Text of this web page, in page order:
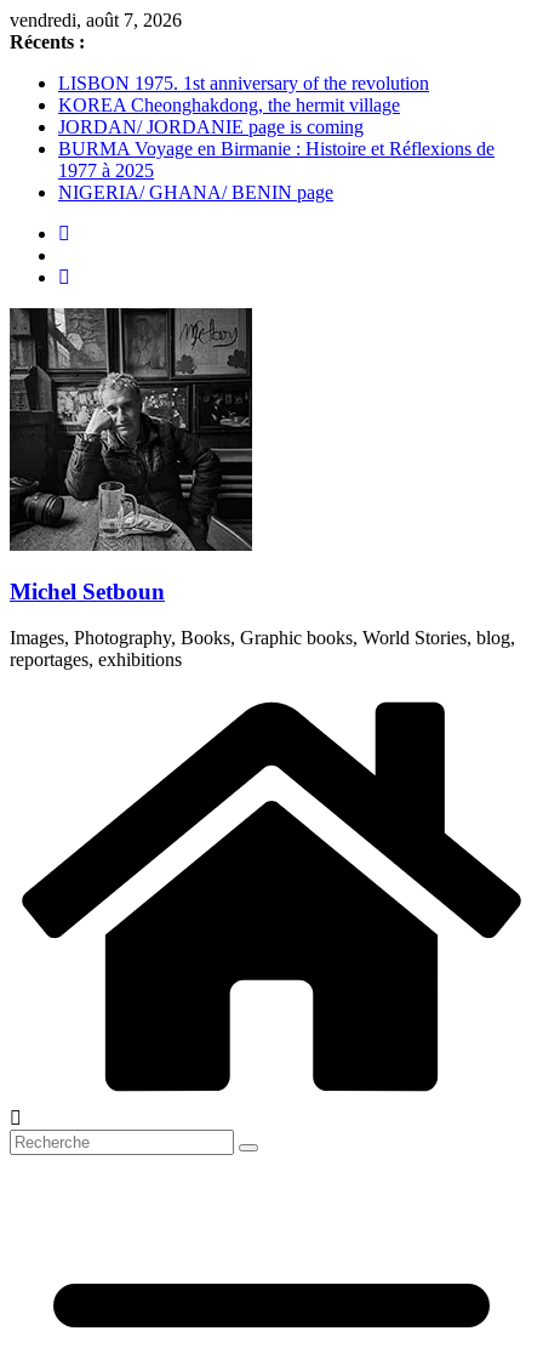
Passer
au
vendredi, août 7, 2026
Récents :
LISBON 1975. 1st anniversary of the revolution
KOREA Cheonghakdong, the hermit village
JORDAN/ JORDANIE page is coming
BURMA Voyage en Birmanie : Histoire et Réflexions de
1977 à 2025
NIGERIA/ GHANA/ BENIN page
Michel Setboun
Images, Photography, Books, Graphic books, World Stories, blog,
reportages, exhibitions